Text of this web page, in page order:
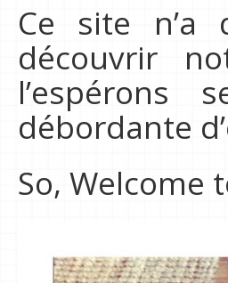
Ce site n’a
découvrir
débordante
So, Welcome